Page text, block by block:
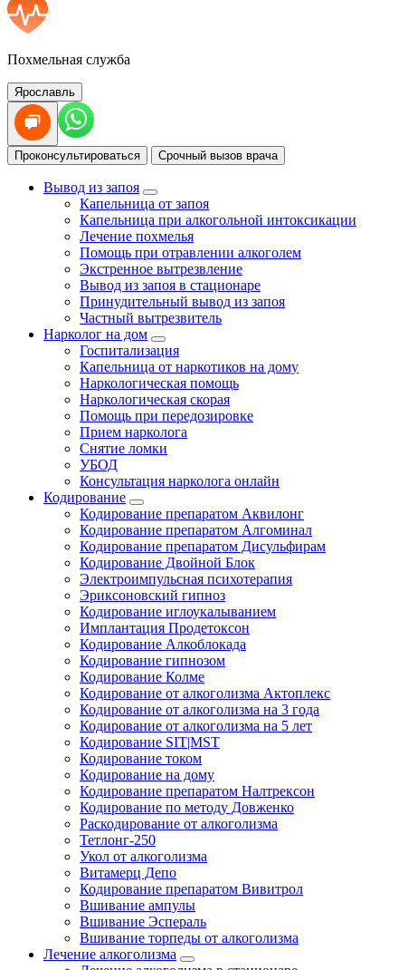
Похмельная служба
Ярославль
Проконсультироваться Срочный вызов врача
Вывод из запоя
Капельница от запоя
Капельница при алкогольной интоксикации
Лечение похмелья
Помощь при отравлении алкоголем
Экстренное вытрезвление
Вывод из запоя в стационаре
Принудительный вывод из запоя
Частный вытрезвитель
Нарколог на дом
Госпитализация
Капельница от наркотиков на дому
Наркологическая помощь
Наркологическая скорая
Помощь при передозировке
Прием нарколога
Снятие ломки
УБОД
Консультация нарколога онлайн
Кодирование
Кодирование препаратом Аквилонг
Кодирование препаратом Алгоминал
Кодирование препаратом Дисульфирам
Кодирование Двойной Блок
Электроимпульсная психотерапия
Эриксоновский гипноз
Кодирование иглоукалыванием
Имплантация Продетоксон
Кодирование Алкоблокада
Кодирование гипнозом
Кодирование Колме
Кодирование от алкоголизма Актоплекс
Кодирование от алкоголизма на 3 года
Кодирование от алкоголизма на 5 лет
Кодирование SIT|MST
Кодирование током
Кодирование на дому
Кодирование препаратом Налтрексон
Кодирование по методу Довженко
Раскодирование от алкоголизма
Тетлонг-250
Укол от алкоголизма
Витамерц Депо
Кодирование препаратом Вивитрол
Вшивание ампулы
Вшивание Эспераль
Вшивание торпеды от алкоголизма
Лечение алкоголизма